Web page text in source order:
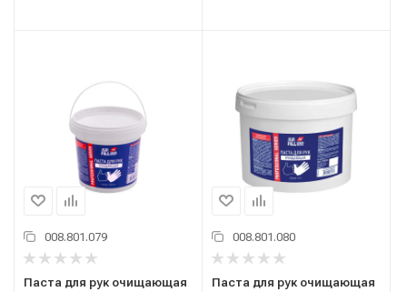
008.801.079
Паста для рук очищающая
008.801.080
Паста для рук очищающая